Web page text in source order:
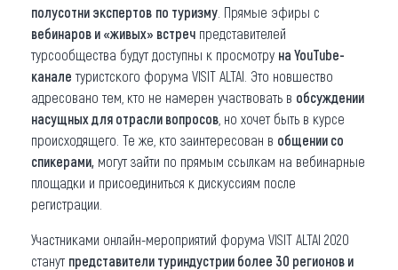
полусотни экспертов по туризму . Прямые эфиры с
вебинаров и «живых» встреч представителей
турсообщества будут доступны к просмотру на YouTube-
канале туристского форума VISIT ALTAI. Это новшество
адресовано тем, кто не намерен участвовать в обсуждении
насущных для отрасли вопросов , но хочет быть в курсе
происходящего. Те же, кто заинтересован в общении со
спикерами, могут зайти по прямым ссылкам на вебинарные
площадки и присоединиться к дискуссиям после
регистрации.
Участниками онлайн-мероприятий форума VISIT ALTAI 2020
станут представители туриндустрии более 30 регионов и